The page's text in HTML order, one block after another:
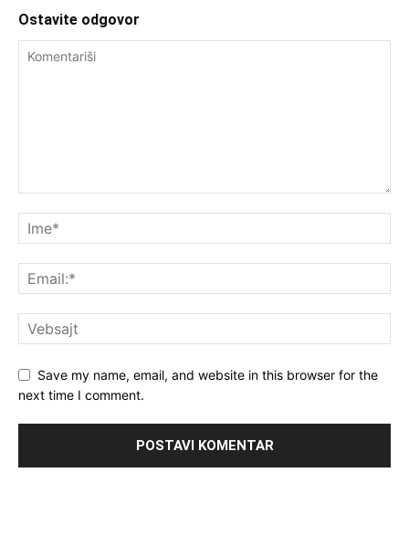
Ostavite odgovor
Save my name, email, and website in this browser for the
next time I comment.